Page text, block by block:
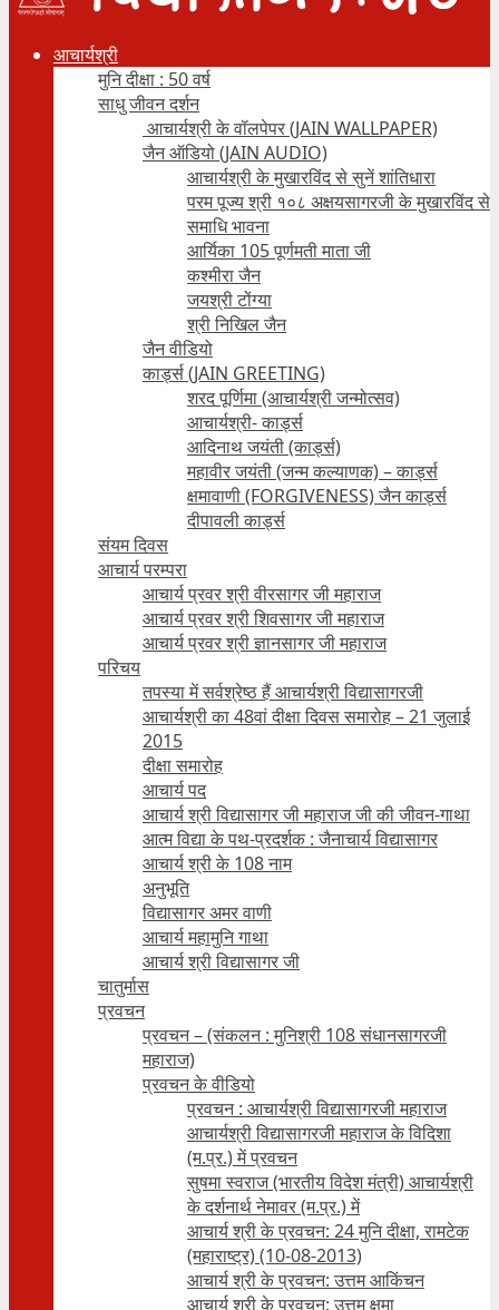
आचार्यश्री
मुनि दीक्षा : 50 वर्ष
साधु जीवन दर्शन
आचार्यश्री के वॉलपेपर (JAIN WALLPAPER)
जैन ऑडियो (JAIN AUDIO)
आचार्यश्री के मुखारविंद से सुनें शांतिधारा
परम पूज्य श्री १०८ अक्षयसागरजी के मुखारविंद से
समाधि भावना
आर्यिका 105 पूर्णमती माता जी
कश्मीरा जैन
जयश्री टोंग्या
श्री निखिल जैन
जैन वीडियो
कार्ड्स (JAIN GREETING)
शरद पूर्णिमा (आचार्यश्री जन्मोत्सव)
आचार्यश्री- कार्ड्स
आदिनाथ जयंती (कार्ड्स)
महावीर जयंती (जन्म कल्याणक) – कार्ड्स
क्षमावाणी (FORGIVENESS) जैन कार्ड्स
दीपावली कार्ड्स
संयम दिवस
आचार्य परम्परा
आचार्य प्रवर श्री वीरसागर जी महाराज
आचार्य प्रवर श्री शिवसागर जी महाराज
आचार्य प्रवर श्री ज्ञानसागर जी महाराज
परिचय
तपस्या में सर्वश्रेष्ठ हैं आचार्यश्री विद्यासागरजी
आचार्यश्री का 48वां दीक्षा दिवस समारोह – 21 जुलाई
2015
दीक्षा समारोह
आचार्य पद
आचार्य श्री विद्यासागर जी महाराज जी की जीवन-गाथा
आत्म विद्या के पथ-प्रदर्शक : जैनाचार्य विद्यासागर
आचार्य श्री के 108 नाम
अनुभूति
विद्यासागर अमर वाणी
आचार्य महामुनि गाथा
आचार्य श्री विद्यासागर जी
चातुर्मास
प्रवचन
प्रवचन – (संकलन : मुनिश्री 108 संधानसागरजी
महाराज)
प्रवचन के वीडियो
प्रवचन : आचार्यश्री ‍विद्यासागरजी महाराज
आचार्यश्री विद्यासागरजी महाराज के विदिशा
(म.प्र.) में प्रवचन
सुषमा स्वराज (भारतीय विदेश मंत्री) आचार्यश्री
के दर्शनार्थ नेमावर (म.प्र.) में
आचार्य श्री के प्रवचन: 24 मुनि दीक्षा, रामटेक
(महाराष्ट्र) (10-08-2013)
आचार्य श्री के प्रवचन: उत्तम आकिंचन
आचार्य श्री के प्रवचन: उत्तम क्षमा